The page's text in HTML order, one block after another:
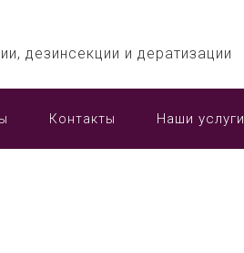
дезинсекции и дератизации
Контакты Наши услуги